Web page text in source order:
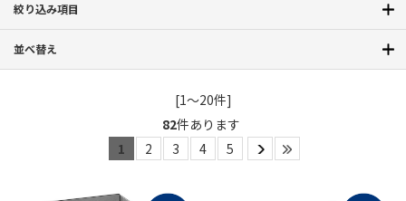
絞り込み項目
並べ替え
[1～20件]
82件あります
1
2 3 4 5